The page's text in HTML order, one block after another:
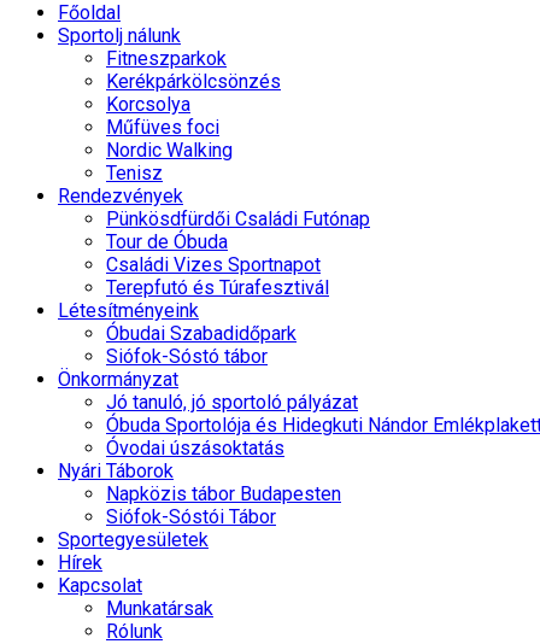
Főoldal
Sportolj nálunk
Fitneszparkok
Kerékpárkölcsönzés
Korcsolya
Műfüves foci
Nordic Walking
Tenisz
Rendezvények
Pünkösdfürdői Családi Futónap
Tour de Óbuda
Családi Vizes Sportnapot
Terepfutó és Túrafesztivál
Létesítményeink
Óbudai Szabadidőpark
Siófok-Sóstó tábor
Önkormányzat
Jó tanuló, jó sportoló pályázat
Óbuda Sportolója és Hidegkuti Nándor
Óvodai úszásoktatás
Nyári Táborok
Napközis tábor Budapesten
Siófok-Sóstói Tábor
Sportegyesületek
Hírek
Kapcsolat
Munkatársak
Rólunk